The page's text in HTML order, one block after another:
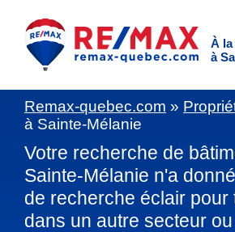
À
à
Remax-quebec.com »
à Sainte-Mélanie
Votre recherche de
Sainte-Mélanie n'a
de recherche éclair
dans un autre secteur